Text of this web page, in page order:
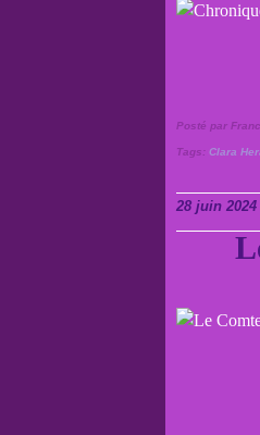
Posté par
Tags: Clara
28 juin 2024